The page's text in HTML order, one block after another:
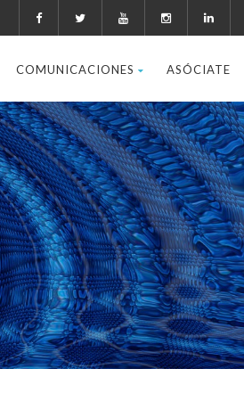
COMUNICACIONES ASÓCIATE